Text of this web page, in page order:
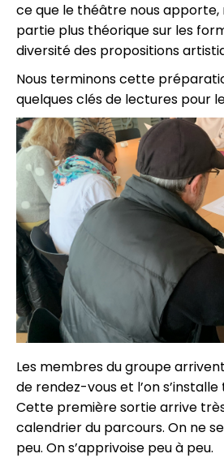
ce que le théâtre nous apporte,
partie plus théorique sur les
diversité des propositions
Nous terminons cette
quelques clés de lectures pour
Les membres du groupe
de rendez-vous et l’on
Cette première sortie arrive
calendrier du parcours. On ne
peu. On s’apprivoise peu à peu.